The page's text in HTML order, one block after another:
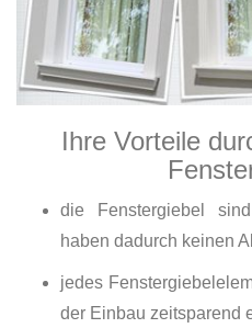
Ihre Vorteile
die Fenstergiebel
haben dadurch keinen
jedes
der Einbau zeitsparend